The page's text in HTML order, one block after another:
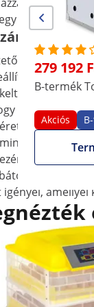
279 192
B-termék
Akciós
optimális
kitűnik
A
a keltetőgép
tojás, 96
a kosár is
a
állandóan